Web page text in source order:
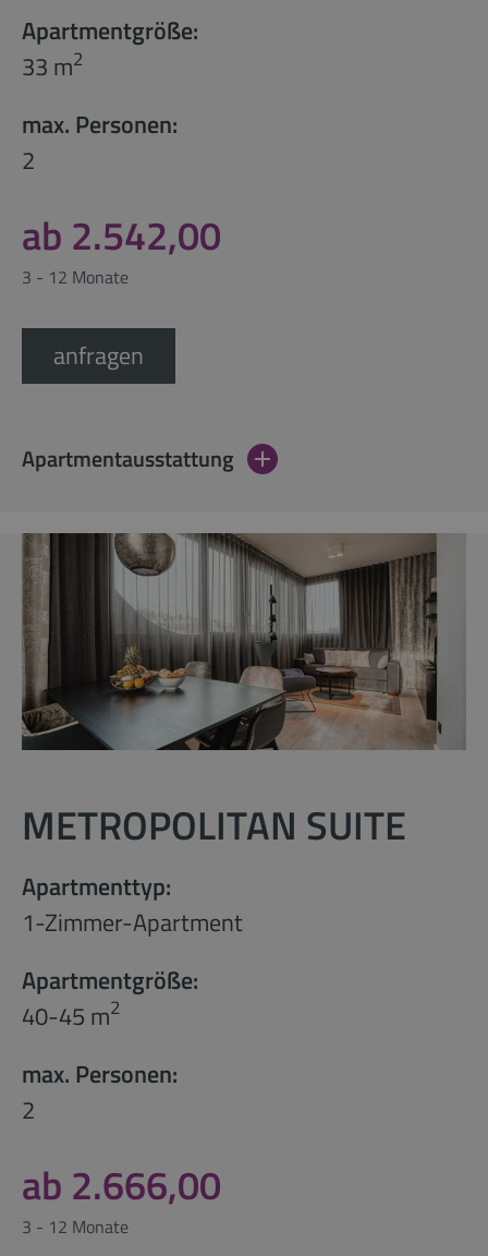
Apartmentgröße:
33 m2
max. Personen:
2
ab 2.542,00
3 - 12 Monate
anfragen
Apartmentausstattung
METROPOLITAN SUITE
Apartmenttyp:
1-Zimmer-Apartment
Apartmentgröße:
40-45 m2
max. Personen:
2
ab 2.666,00
3 - 12 Monate